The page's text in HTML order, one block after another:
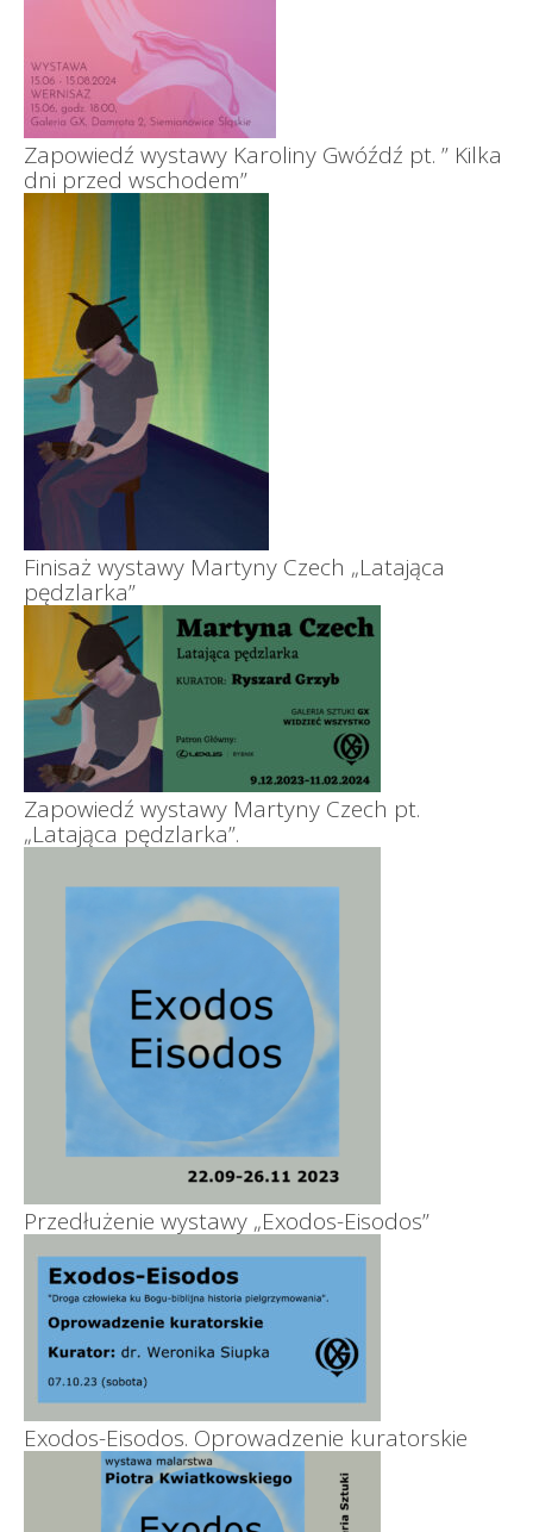
Zapowiedź wystawy Karoliny Gwóźdź pt. ” Kilka
dni przed wschodem”
Finisaż wystawy Martyny Czech „Latająca
pędzlarka”
Zapowiedź wystawy Martyny Czech pt.
„Latająca pędzlarka”.
Przedłużenie wystawy „Exodos-Eisodos”
Exodos-Eisodos. Oprowadzenie kuratorskie